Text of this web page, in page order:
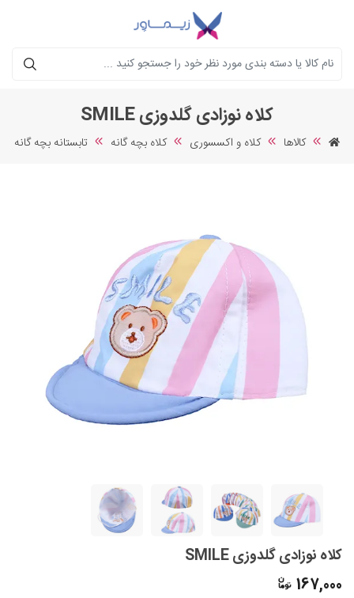
جستجو
کلاه نوزادی گلدوزی SMILE
کالاها کلاه و اکسسوری کلاه بچه گانه تابستانه بچه گانه
کلاه نوزادی گلدوزی SMILE
167,000